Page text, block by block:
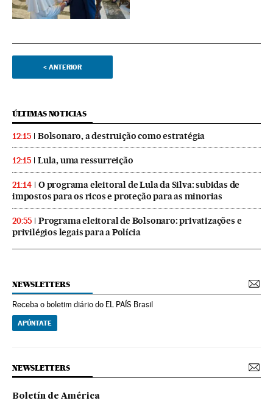
< ANTERIOR
ÚLTIMAS NOTICIAS
12:15 Bolsonaro, a destruição como estratégia
12:15 Lula, uma ressurreição
21:14
O programa eleitoral de Lula da Silva: subidas de
impostos para os ricos e proteção para as minorias
20:55
Programa eleitoral de Bolsonaro: privatizações e
privilégios legais para a Polícia
NEWSLETTERS
Receba o boletim diário do EL PAÍS Brasil
APÚNTATE
NEWSLETTERS
Boletín de América